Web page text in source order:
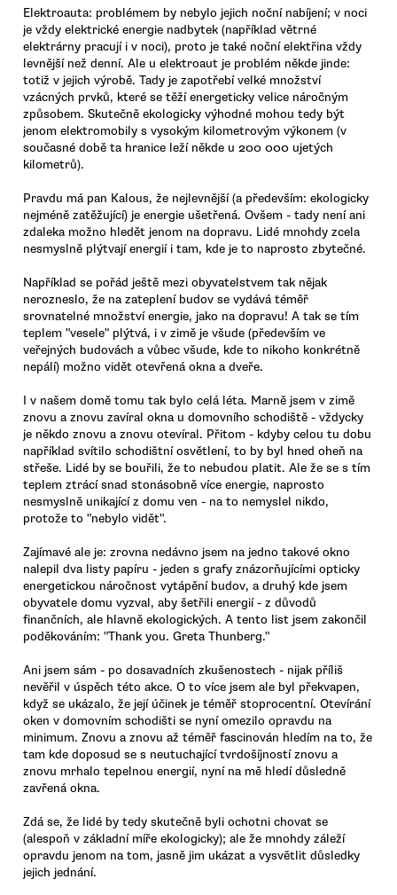
Elektroauta: problémem by nebylo jejich noční nabíjení; v noci
je vždy elektrické energie nadbytek (například větrné
elektrárny pracují i v noci), proto je také noční elektřina vždy
levnější než denní. Ale u elektroaut je problém někde jinde:
totiž v jejich výrobě. Tady je zapotřebí velké množství
vzácných prvků, které se těží energeticky velice náročným
způsobem. Skutečně ekologicky výhodné mohou tedy být
jenom elektromobily s vysokým kilometrovým výkonem (v
současné době ta hranice leží někde u 200 000 ujetých
kilometrů).
Pravdu má pan Kalous, že nejlevnější (a především: ekologicky
nejméně zatěžující) je energie ušetřená. Ovšem - tady není ani
zdaleka možno hledět jenom na dopravu. Lidé mnohdy zcela
nesmyslně plýtvají energií i tam, kde je to naprosto zbytečné.
Například se pořád ještě mezi obyvatelstvem tak nějak
nerozneslo, že na zateplení budov se vydává téměř
srovnatelné množství energie, jako na dopravu! A tak se tím
teplem "vesele" plýtvá, i v zimě je všude (především ve
veřejných budovách a vůbec všude, kde to nikoho konkrétně
nepálí) možno vidět otevřená okna a dveře.
I v našem domě tomu tak bylo celá léta. Marně jsem v zimě
znovu a znovu zavíral okna u domovního schodiště - vždycky
je někdo znovu a znovu otevíral. Přitom - kdyby celou tu dobu
například svítilo schodištní osvětlení, to by byl hned oheň na
střeše. Lidé by se bouřili, že to nebudou platit. Ale že se s tím
teplem ztrácí snad stonásobně více energie, naprosto
nesmyslně unikající z domu ven - na to nemyslel nikdo,
protože to "nebylo vidět".
Zajímavé ale je: zrovna nedávno jsem na jedno takové okno
nalepil dva listy papíru - jeden s grafy znázorňujícími opticky
energetickou náročnost vytápění budov, a druhý kde jsem
obyvatele domu vyzval, aby šetřili energií - z důvodů
finančních, ale hlavně ekologických. A tento list jsem zakončil
poděkováním: "Thank you. Greta Thunberg."
Ani jsem sám - po dosavadních zkušenostech - nijak příliš
nevěřil v úspěch této akce. O to více jsem ale byl překvapen,
když se ukázalo, že její účinek je téměř stoprocentní. Otevírání
oken v domovním schodišti se nyní omezilo opravdu na
minimum. Znovu a znovu až téměř fascinován hledím na to, že
tam kde doposud se s neutuchající tvrdošíjností znovu a
znovu mrhalo tepelnou energií, nyní na mě hledí důsledně
zavřená okna.
Zdá se, že lidé by tedy skutečně byli ochotni chovat se
(alespoň v základní míře ekologicky); ale že mnohdy záleží
opravdu jenom na tom, jasně jim ukázat a vysvětlit důsledky
jejich jednání.